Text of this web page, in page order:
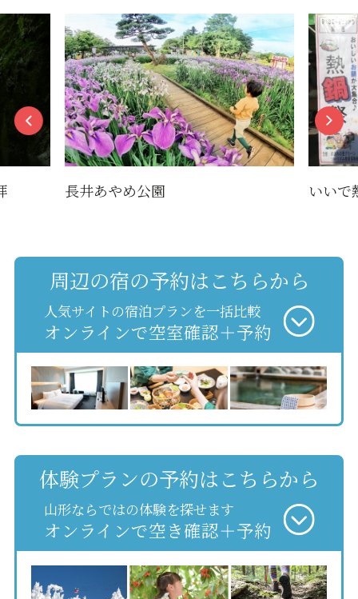
長井あやめ公園 いいで熱
周辺の宿の予約はこちらから
人気サイトの宿泊プランを一括比較
オンラインで空室確認＋予約
体験プランの予約はこちらから
山形ならではの体験を探せます
オンラインで空き確認＋予約